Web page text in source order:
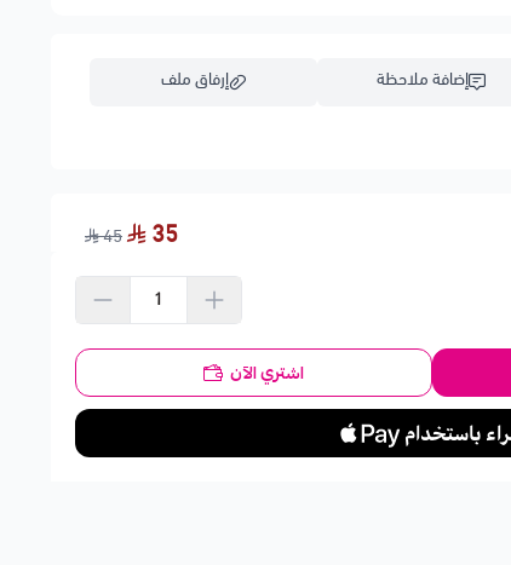
إضافة ملاحظة إرفاق ملف
35
45
اشتري الآن